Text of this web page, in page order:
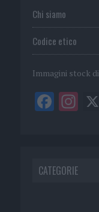
Chi siamo
Codice etico
Immagini stock di
CATEGORIE